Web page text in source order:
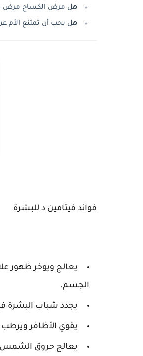
هل مرض الكساح مرض
هل يجب أن تمتنع الأم
فوائد فيتامين د للبشرة
يعالج ويؤخر ظهور
الجسم.
يجدد شباب البشرة
يقوي الأظافر
يعالج حروق الشمس